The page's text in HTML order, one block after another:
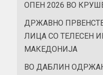
ОПЕН 2026 ВО
ДРЖАВНО
ЛИЦА СО ТЕЛЕСЕН
МАКЕДОНИЈА
ВО ДАБЛИН